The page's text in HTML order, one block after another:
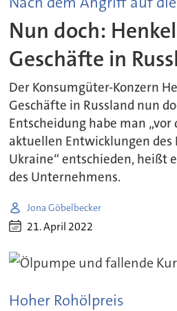
Nun doch:
Geschäfte in
Der Konsumgüter-Konzern
Geschäfte in Russland nun
Entscheidung habe man
aktuellen Entwicklungen des
Ukraine“ entschieden, heißt
des Unternehmens.
Jona Göbelbecker
21. April 2022
Hoher Rohölpreis